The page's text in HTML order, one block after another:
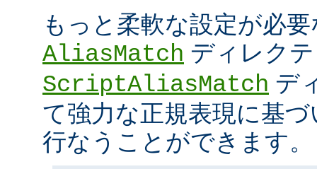
もっと柔軟な設定が必
AliasMatch ディレク
ScriptAliasMatch デ
て強力な正規表現に基
行なうことができます